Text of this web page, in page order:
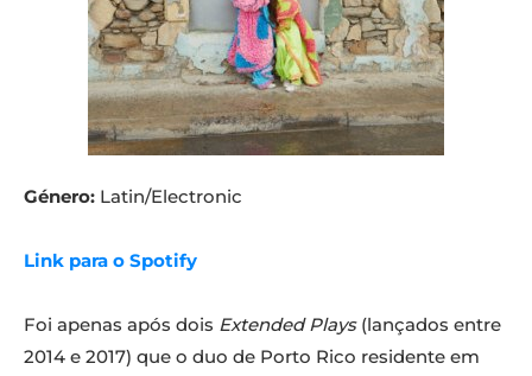
Género: Latin/Electronic
Link para o Spotify
Foi apenas após dois Extended Plays(lançados entre
2014 e 2017) que o duo de Porto Rico residente em